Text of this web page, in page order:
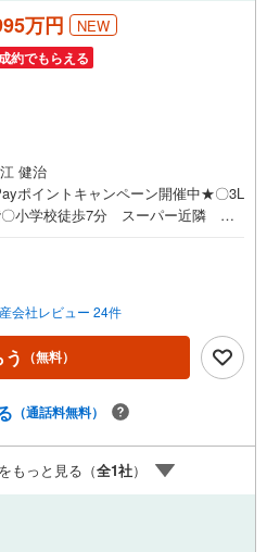
万円 NEW
約でもらえる
健治
ポイントキャンペーン開催中★〇3L
小学校徒歩7分 スーパー近隣 閑
案内可能！※当日・翌日のご案内は
スムーズ■定休日 毎週水曜日◇弊社
でのお問合せも好評！◇不動産情報
社ホームページに多数掲載！◇学校
希望の学校区での物件探しに便利！
で検索！是非ご覧ください他の気に
やリノベーションの事もあわせてご
宅ローン商品のご提案〇住宅ローン
基準などを詳しくご説明〇住宅ロー
の一体型商品もご提案〇仕事や収
よる住宅ローンへの問題解決是非と
会社レビュー 24件
（無料）
（通話料無料）
もっと見る（全1社）